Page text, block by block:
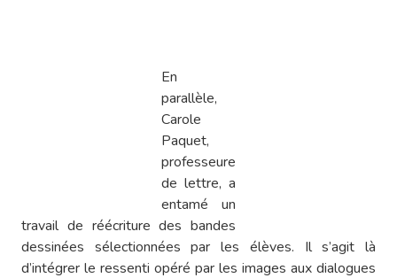
En
parallèle,
Carole
Paquet,
professeure
de lettre, a
entamé un
travail de réécriture des bandes
dessinées sélectionnées par les élèves. Il s’agit là
d’intégrer le ressenti opéré par les images aux dialogues